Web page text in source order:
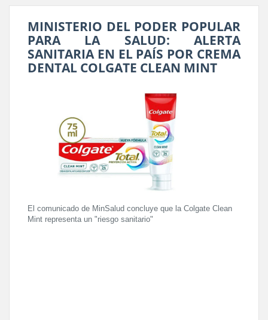
MINISTERIO DEL PODER POPULAR
PARA LA SALUD: ALERTA
SANITARIA EN EL PAÍS POR CREMA
DENTAL COLGATE CLEAN MINT
El comunicado de MinSalud concluye que la Colgate Clean
Mint representa un "riesgo sanitario"